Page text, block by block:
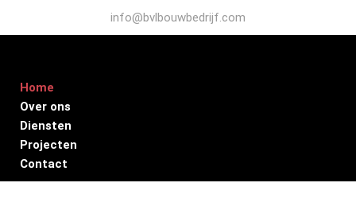
de
inhoud
info@bvlbouwbedrijf.com
Home
Over ons
Diensten
Projecten
Contact